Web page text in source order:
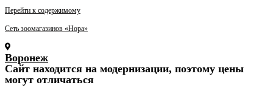
Перейти к содержимому
Сеть зоомагазинов «Нора»
Воронеж
Cайт находится на модернизации, поэтому цены
могут отличаться